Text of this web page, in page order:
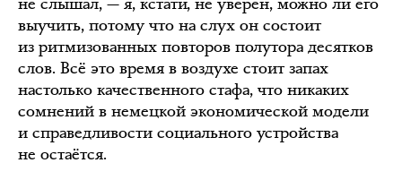
выучить, потому что на слух он состоит
из ритмизованных повторов полутора десятков
слов. Всё это время в воздухе стоит запах
настолько качественного стафа, что никаких
сомнений в немецкой экономической модели
и справедливости социального устройства
не остаётся.